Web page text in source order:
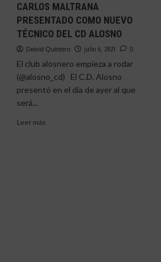
LA
RENOVACIÓN
DE
DÍEZ
CARLOS MALTRANA
PRESENTADO COMO NUEVO
TÉCNICO DEL CD ALOSNO
Deivid Quintero julio 6, 2021 0
El club alosnero empieza a rodar
(@alosno_cd) El C.D. Alosno
presentó en el día de ayer al que
será...
Leer másLeer